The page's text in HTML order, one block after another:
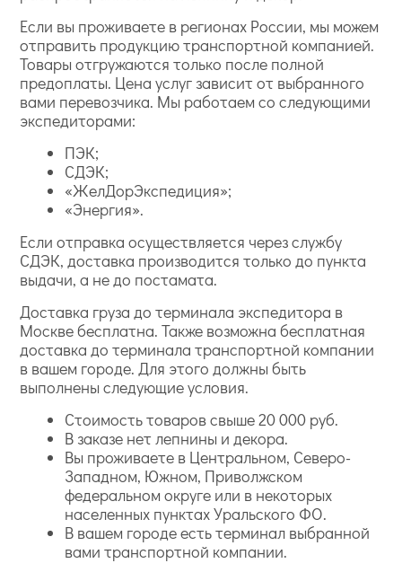
Если вы проживаете в регионах России, мы можем
отправить продукцию транспортной компанией.
Товары отгружаются только после полной
предоплаты. Цена услуг зависит от выбранного
вами перевозчика. Мы работаем со следующими
экспедиторами:
ПЭК;
СДЭК;
«ЖелДорЭкспедиция»;
«Энергия».
Если отправка осуществляется через службу
СДЭК, доставка производится только до пункта
выдачи, а не до постамата.
Доставка груза до терминала экспедитора в
Москве бесплатна. Также возможна бесплатная
доставка до терминала транспортной компании
в вашем городе. Для этого должны быть
выполнены следующие условия.
Стоимость товаров свыше 20 000 руб.
В заказе нет лепнины и декора.
Вы проживаете в Центральном, Северо-
Западном, Южном, Приволжском
федеральном округе или в некоторых
населенных пунктах Уральского ФО.
В вашем городе есть терминал выбранной
вами транспортной компании.